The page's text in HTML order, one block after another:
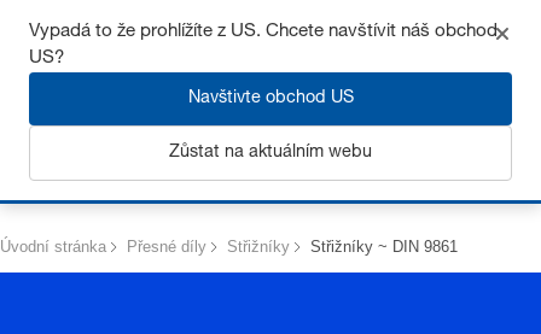
Získejte až 7% slevu – klikněte zde pro víceinformací
Úvodní stránka Přesné díly Střižníky Střižníky ~ DIN 9861
Vypadá to že prohlížíte z US. Chcete navštívit náš obchod
US?
Navštivte obchod US
Zůstat na aktuálním webu